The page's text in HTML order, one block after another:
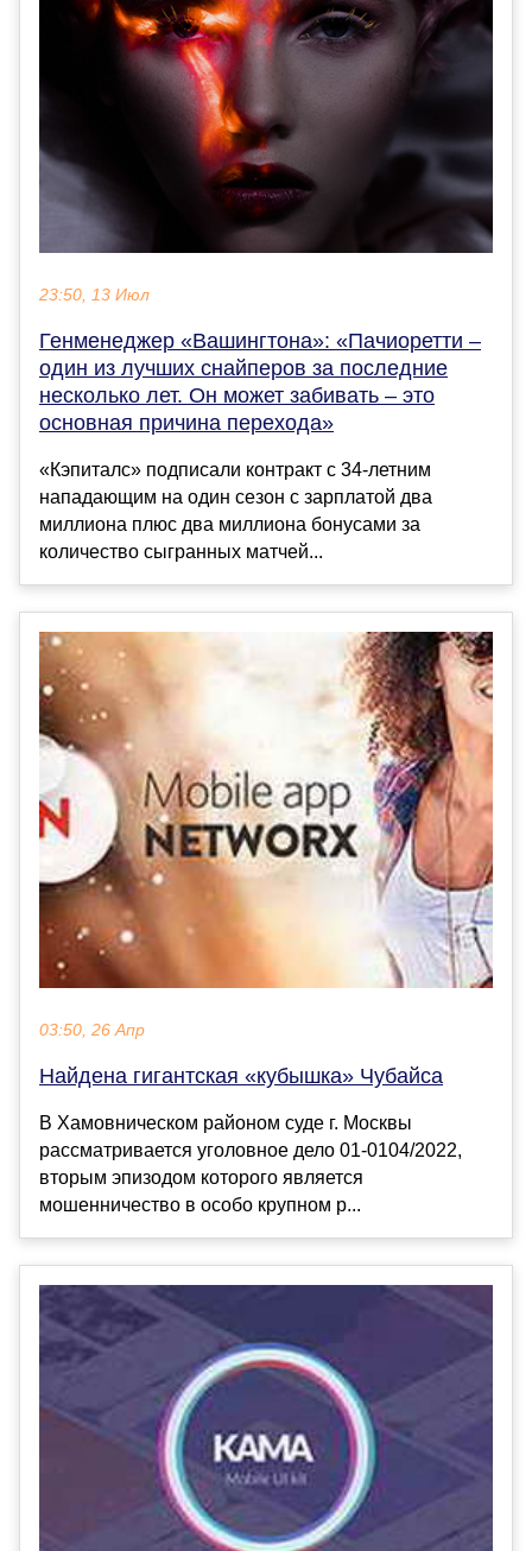
23:50, 13 Июл
Генменеджер «Вашингтона»: «Пачиоретти –
один из лучших снайперов за последние
несколько лет. Он может забивать – это
основная причина перехода»
«Кэпиталс» подписали контракт с 34-летним
нападающим на один сезон с зарплатой два
миллиона плюс два миллиона бонусами за
количество сыгранных матчей...
03:50, 26 Апр
Найдена гигантская «кубышка» Чубайса
В Хамовническом районом суде г. Москвы
рассматривается уголовное дело 01-0104/2022,
вторым эпизодом которого является
мошенничество в особо крупном р...